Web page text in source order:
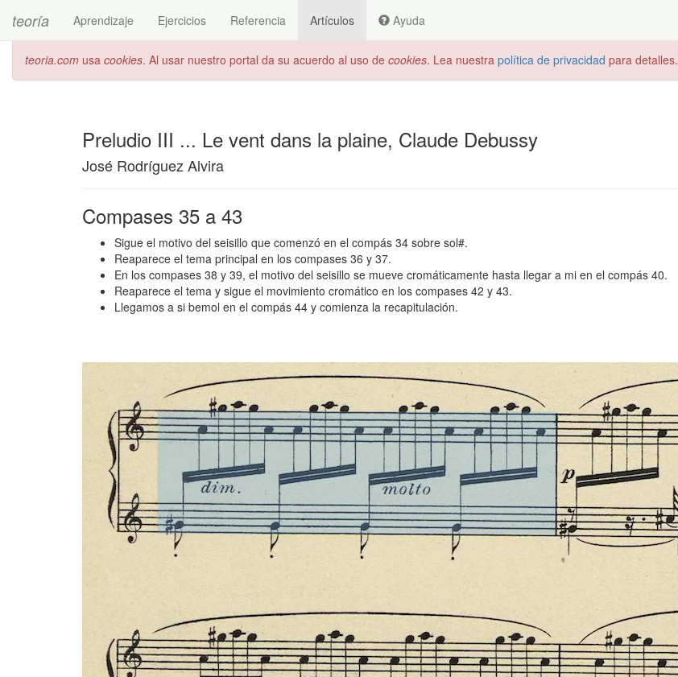
teoría Aprendizaje Ejercicios Referencia Artículos Ayuda
teoria.com usa cookies. Al usar nuestro portal da su acuerdo al uso de cookies. Lea nuestra política de privacidad para detalles.
Preludio III ... Le vent dans la plaine, Claude Debussy
José Rodríguez Alvira
Compases 35 a 43
Sigue el motivo del seisillo que comenzó en el compás 34 sobre sol#.
Reaparece el tema principal en los compases 36 y 37.
En los compases 38 y 39, el motivo del seisillo se mueve cromáticamente hasta llegar a mi en el compás 40.
Reaparece el tema y sigue el movimiento cromático en los compases 42 y 43.
Llegamos a si bemol en el compás 44 y comienza la recapitulación.